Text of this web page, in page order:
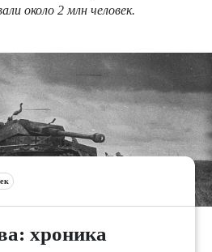
около 2 млн человек.
хроника